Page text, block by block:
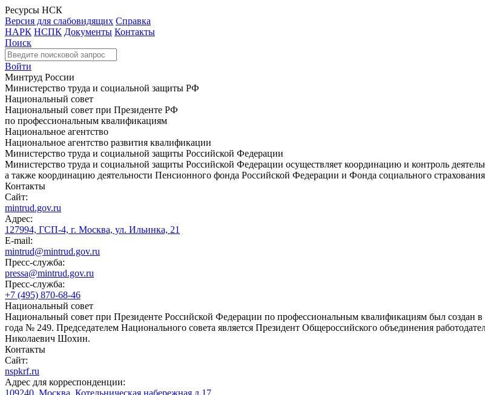
Ресурсы НСК
Версия для слабовидящих Справка
НАРК НСПК Документы Контакты
Поиск
Войти
Минтруд России
Министерство труда и социальной защиты РФ
Национальный совет
Национальный совет при Президенте РФ
по профессиональным квалификациям
Национальное агентство
Национальное агентство развития квалификации
Министерство труда и социальной защиты Российской Федерации
Министерство труда и социальной защиты Российской Федерации осуществляет координацию и контроль
а также координацию деятельности Пенсионного фонда Российской Федерации и Фонда социального
Контакты
Сайт:
mintrud.gov.ru
Адрес:
127994, ГСП-4, г. Москва, ул. Ильинка, 21
E-mail:
mintrud@mintrud.gov.ru
Пресс-служба:
pressa@mintrud.gov.ru
Пресс-служба:
+7 (495) 870-68-46
Национальный совет
Национальный совет при Президенте Российской Федерации по профессиональным квалификациям был создан
года № 249. Председателем Национального совета является Президент Общероссийского объединения
Николаевич Шохин.
Контакты
Сайт:
nspkrf.ru
Адрес для корреспонденции:
109240, Москва, Котельническая набережная д.17